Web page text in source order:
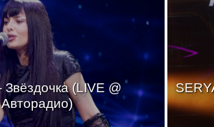
(LIVE @
Авторадио)